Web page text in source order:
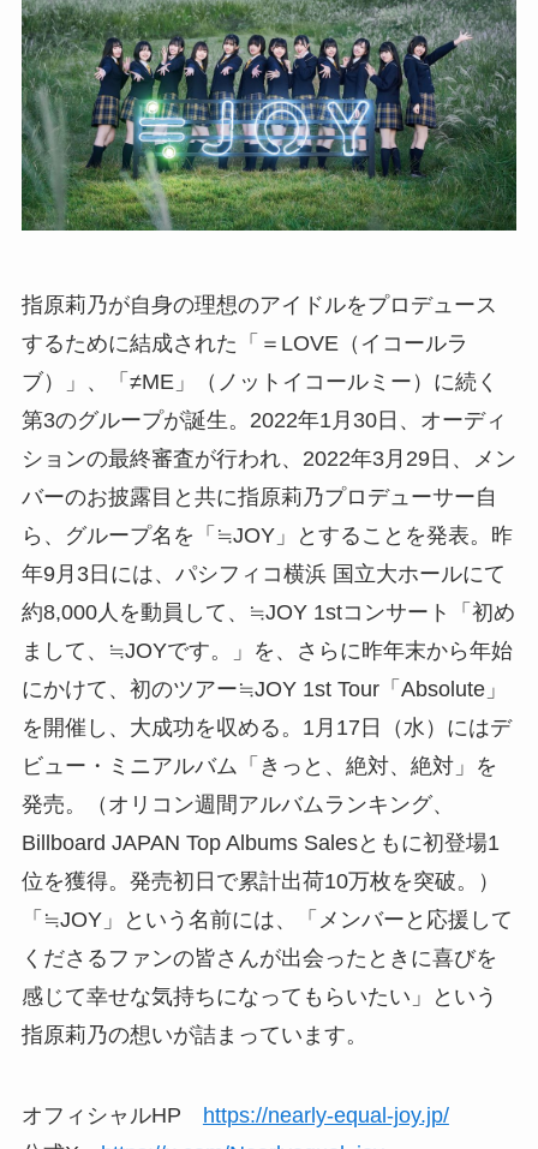
指原莉乃が自身の理想のアイドルをプロデュース
するために結成された「＝LOVE（イコールラ
ブ）」、「≠ME」（ノットイコールミー）に続く
第3のグループが誕生。2022年1月30日、オーディ
ションの最終審査が行われ、2022年3月29日、メン
バーのお披露目と共に指原莉乃プロデューサー自
ら、グループ名を「≒JOY」とすることを発表。昨
年9月3日には、パシフィコ横浜 国立大ホールにて
約8,000人を動員して、≒JOY 1stコンサート「初め
まして、≒JOYです。」を、さらに昨年末から年始
にかけて、初のツアー≒JOY 1st Tour「Absolute」
を開催し、大成功を収める。1月17日（水）にはデ
ビュー・ミニアルバム「きっと、絶対、絶対」を
発売。（オリコン週間アルバムランキング、
Billboard JAPAN Top Albums Salesともに初登場1
位を獲得。発売初日で累計出荷10万枚を突破。）
「≒JOY」という名前には、「メンバーと応援して
くださるファンの皆さんが出会ったときに喜びを
感じて幸せな気持ちになってもらいたい」という
指原莉乃の想いが詰まっています。
オフィシャルHP
https://nearly-equal-joy.jp/